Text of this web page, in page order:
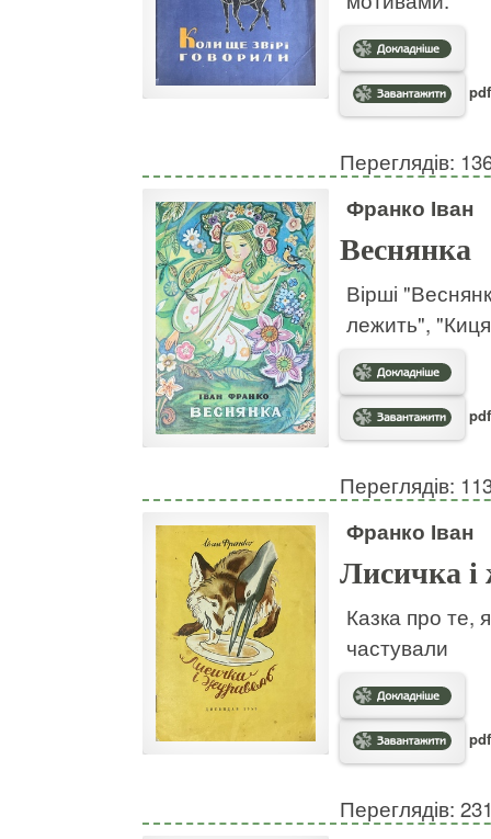
Переглядів:
Франко Іван
Веснянка
Вірші
лежить",
Переглядів:
Франко Іван
Лисичка і
Казка про те,
частували
Переглядів: